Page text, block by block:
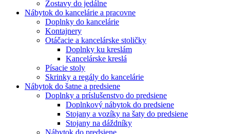
Zostavy do jedálne
Nábytok do kancelárie a pracovne
Doplnky do kancelárie
Kontajnery
Otáčacie a kancelárske stoličky
Doplnky ku kreslám
Kancelárske kreslá
Písacie stoly
Skrinky a regály do kancelárie
Nábytok do šatne a predsiene
Doplnky a príslušenstvo do predsiene
Doplnkový nábytok do predsiene
Stojany a vozíky na šaty do predsiene
Stojany na dáždníky
Nábytok do predsiene